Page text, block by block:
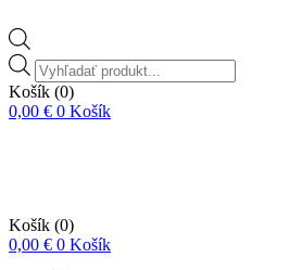
Vyhľadávanie
produktov
Košík (0)
0,00 € 0 Košík
Košík (0)
0,00 € 0 Košík